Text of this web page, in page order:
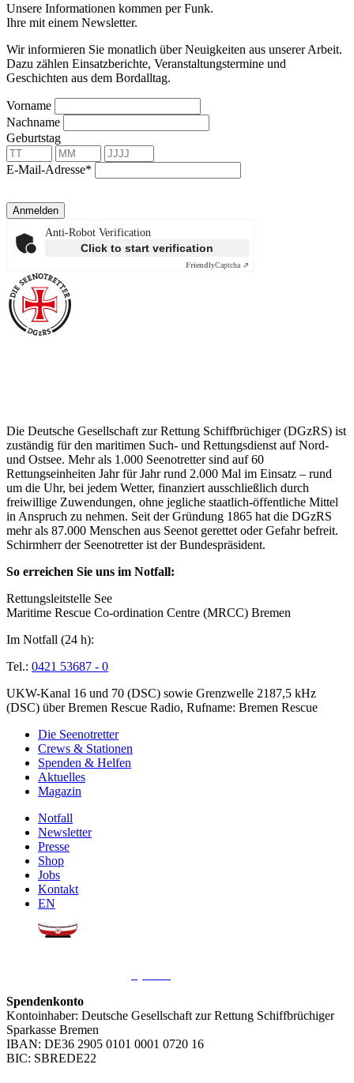
Unsere Informationen kommen per Funk.
Ihre mit einem Newsletter.
Wir informieren Sie monatlich über Neuigkeiten aus unserer Arbeit.
Dazu zählen Einsatzberichte, Veranstaltungstermine und
Geschichten aus dem Bordalltag.
Vorname
Nachname
Geburtstag
E-Mail-Adresse*
Anmelden
Anti-Robot Verification
Click to start verification
FriendlyCaptcha ⇗
Die Deutsche Gesellschaft zur Rettung Schiffbrüchiger (DGzRS) ist
zuständig für den maritimen Such- und Rettungsdienst auf Nord-
und Ostsee. Mehr als 1.000 Seenotretter sind auf 60
Rettungseinheiten Jahr für Jahr rund 2.000 Mal im Einsatz – rund
um die Uhr, bei jedem Wetter, finanziert ausschließlich durch
freiwillige Zuwendungen, ohne jegliche staatlich-öffentliche Mittel
in Anspruch zu nehmen. Seit der Gründung 1865 hat die DGzRS
mehr als 87.000 Menschen aus Seenot gerettet oder Gefahr befreit.
Schirmherr der Seenotretter ist der Bundespräsident.
So erreichen Sie uns im Notfall:
Rettungsleitstelle See
Maritime Rescue Co-ordination Centre (MRCC) Bremen
Im Notfall (24 h):
Tel.: 0421 53687 - 0
UKW-Kanal 16 und 70 (DSC) sowie Grenzwelle 2187,5 kHz
(DSC) über Bremen Rescue Radio, Rufname: Bremen Rescue
Die Seenotretter
Crews & Stationen
Spenden & Helfen
Aktuelles
Magazin
Notfall
Newsletter
Presse
Shop
Jobs
Kontakt
EN
Spendenkonto
Kontoinhaber: Deutsche Gesellschaft zur Rettung Schiffbrüchiger
Sparkasse Bremen
IBAN: DE36 2905 0101 0001 0720 16
BIC: SBREDE22